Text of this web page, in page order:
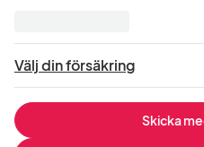
Välj din försäkring
Skicka